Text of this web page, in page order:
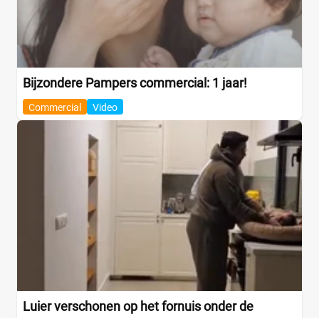
Bijzondere Pampers commercial: 1 jaar!
Commercial Video
Luier verschonen op het fornuis onder de